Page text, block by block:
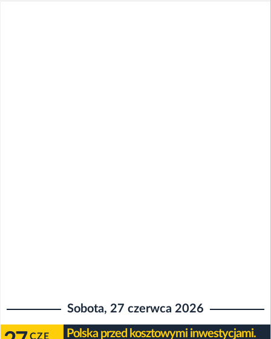
Sobota, 27 czerwca 2026
CZE Polska przed kosztowymi inwestycjami.